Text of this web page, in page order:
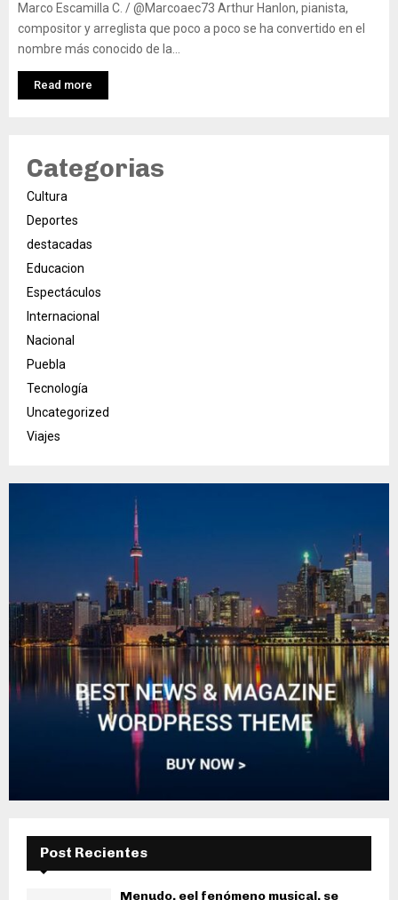
Marco Escamilla C. / @Marcoaec73 Arthur Hanlon, pianista,
compositor y arreglista que poco a poco se ha convertido en el
nombre más conocido de la...
Read more
Categorias
Cultura
Deportes
destacadas
Educacion
Espectáculos
Internacional
Nacional
Puebla
Tecnología
Uncategorized
Viajes
Post Recientes
Menudo, eel fenómeno musical, se